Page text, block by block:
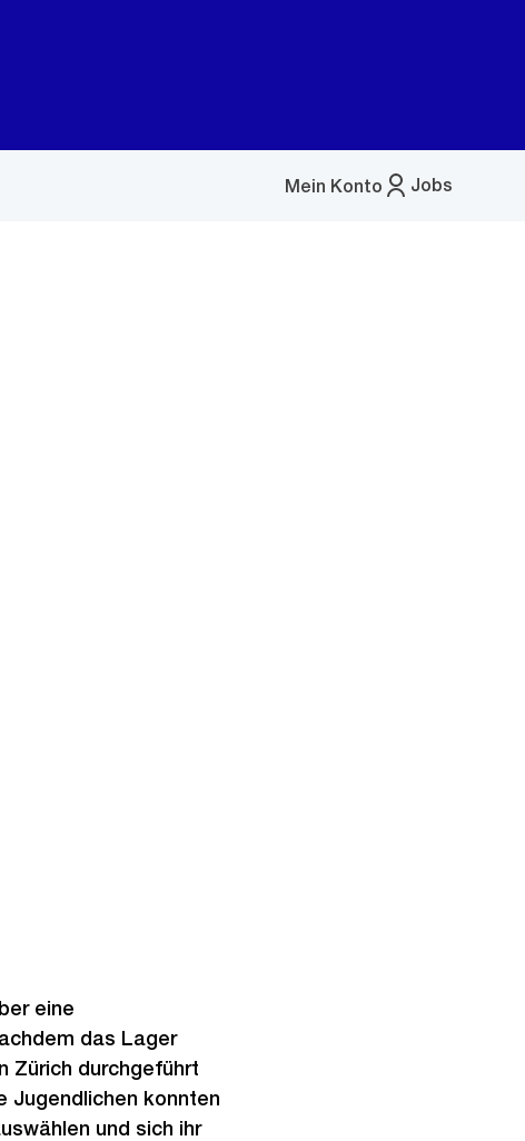
Jobs
Mein Konto
Menü
eine
das Lager
Zürich durchgeführt
Jugendlichen konnten
und sich ihr